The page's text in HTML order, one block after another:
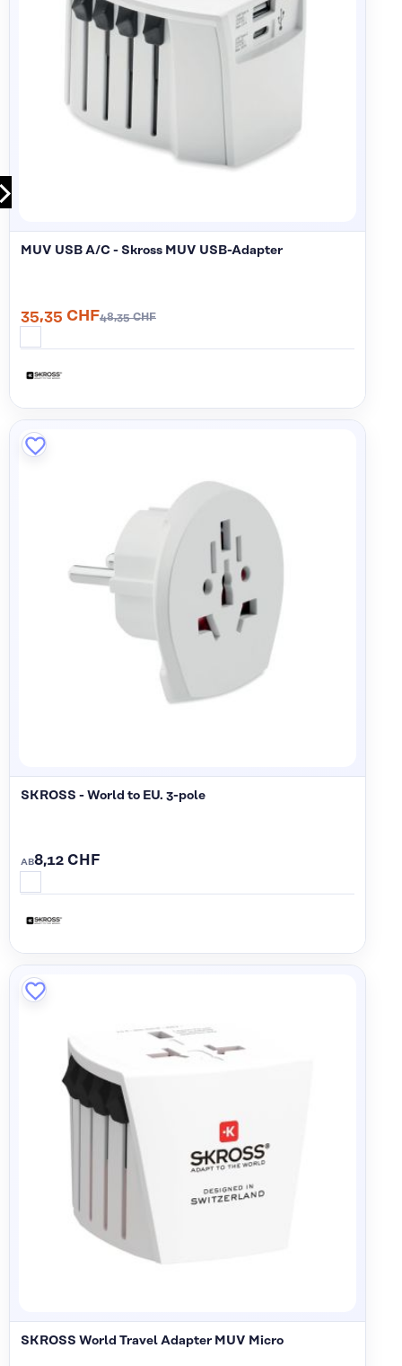
MUV USB A/C - Skross MUV USB-Adapter
35,35 CHF48,35 CHF
SKROSS - World to EU. 3-pole
AB8,12 CHF
SKROSS World Travel Adapter MUV Micro